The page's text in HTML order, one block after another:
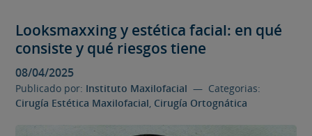
Looksmaxxing y estética facial: en qué
consiste y qué riesgos tiene
08/04/2025
Publicado por: Instituto Maxilofacial — Categorias:
Cirugía Estética Maxilofacial, Cirugía Ortognática